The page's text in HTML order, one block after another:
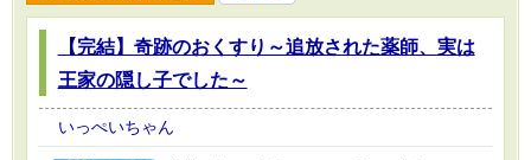
【完結】奇跡のおくすり～追放された薬師、実は
王家の隠し子でした～
いっぺいちゃん